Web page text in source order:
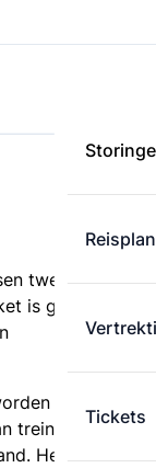
Tickets
twee
is gebaseerd
treintickets
Het is